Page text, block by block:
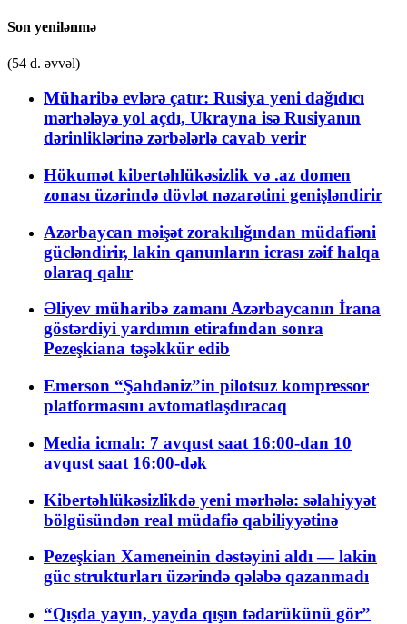
Son yenilənmə
(54 d. əvvəl)
Müharibə evlərə çatır: Rusiya yeni dağıdıcı
mərhələyə yol açdı, Ukrayna isə Rusiyanın
dərinliklərinə zərbələrlə cavab verir
Hökumət kibertəhlükəsizlik və .az domen
zonası üzərində dövlət nəzarətini genişləndirir
Azərbaycan məişət zorakılığından müdafiəni
gücləndirir, lakin qanunların icrası zəif halqa
olaraq qalır
Əliyev müharibə zamanı Azərbaycanın İrana
göstərdiyi yardımın etirafından sonra
Pezeşkiana təşəkkür edib
Emerson “Şahdəniz”in pilotsuz kompressor
platformasını avtomatlaşdıracaq
Media icmalı: 7 avqust saat 16:00-dan 10
avqust saat 16:00-dək
Kibertəhlükəsizlikdə yeni mərhələ: səlahiyyət
bölgüsündən real müdafiə qabiliyyətinə
Pezeşkian Xameneinin dəstəyini aldı — lakin
güc strukturları üzərində qələbə qazanmadı
“Qışda yayın, yayda qışın tədarükünü gör”